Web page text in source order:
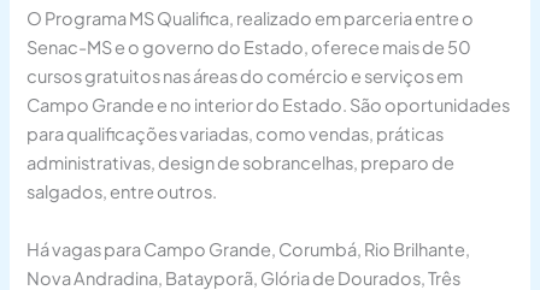
O Programa MS Qualifica, realizado em parceria entre o
Senac-MS e o governo do Estado, oferece mais de 50
cursos gratuitos nas áreas do comércio e serviços em
Campo Grande e no interior do Estado. São oportunidades
para qualificações variadas, como vendas, práticas
administrativas, design de sobrancelhas, preparo de
salgados, entre outros.
Há vagas para Campo Grande, Corumbá, Rio Brilhante,
Nova Andradina, Batayporã, Glória de Dourados, Três